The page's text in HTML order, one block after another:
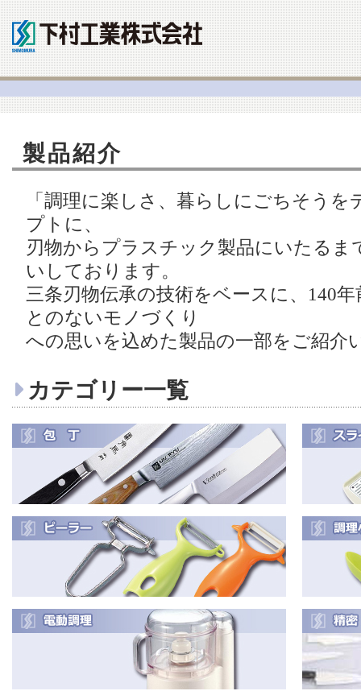
製品紹介
「調理に楽しさ、暮らしにごちそう
プトに、
刃物からプラスチック製品にいたるま
いしております。
三条刃物伝承の技術をベースに、140
とのないモノづくり
への思いを込めた製品の一部をご紹介
カテゴリー一覧